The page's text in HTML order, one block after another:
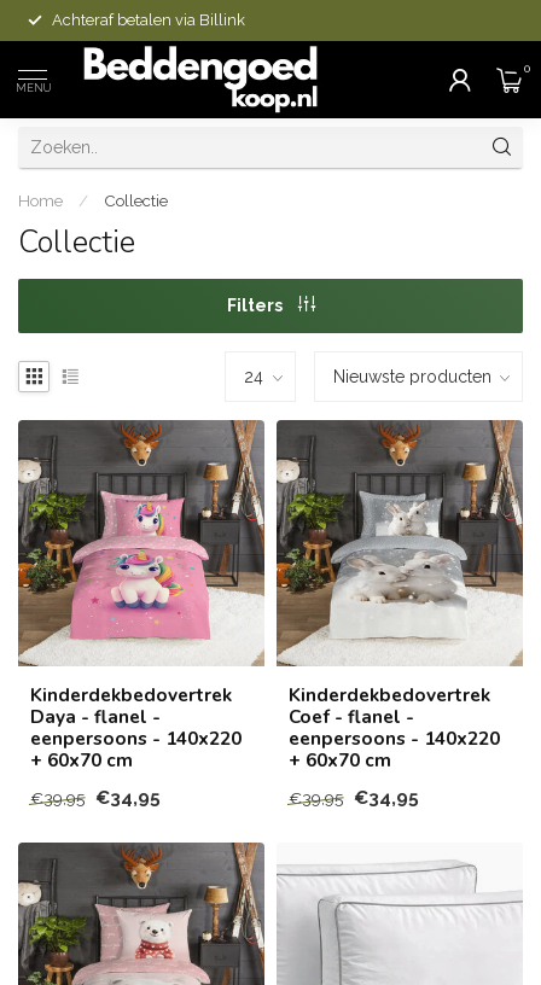
Op voorraad is vandaag besteld, morgen in huis
MENU
0
Home / Collectie
Collectie
Filters
Kinderdekbedovertrek
Daya - flanel -
eenpersoons - 140x220
+ 60x70 cm
€39,95 €34,95
Kinderdekbedovertrek
Coef - flanel -
eenpersoons - 140x220
+ 60x70 cm
€39,95 €34,95